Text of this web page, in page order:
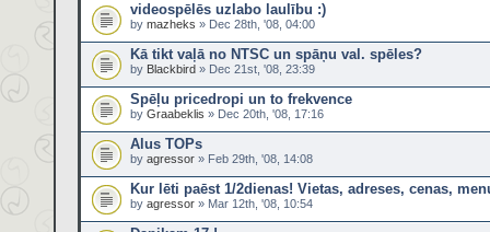
videospēlēs uzlabo laulību :)
by mazheks » Dec 28th, '08, 04:00
Kā tikt vaļā no NTSC un spāņu val. spēles?
by Blackbird » Dec 21st, '08, 23:39
Spēļu pricedropi un to frekvence
by Graabeklis » Dec 20th, '08, 17:16
Alus TOPs
by agressor » Feb 29th, '08, 14:08
Kur lēti paēst 1/2dienas! Vietas, adreses, cenas,
by agressor » Mar 12th, '08, 10:54